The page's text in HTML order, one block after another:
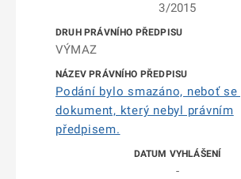
3/2015
VÝMAZ
Podání bylo smazáno, neboť
dokument, který nebyl právním
předpisem.
-